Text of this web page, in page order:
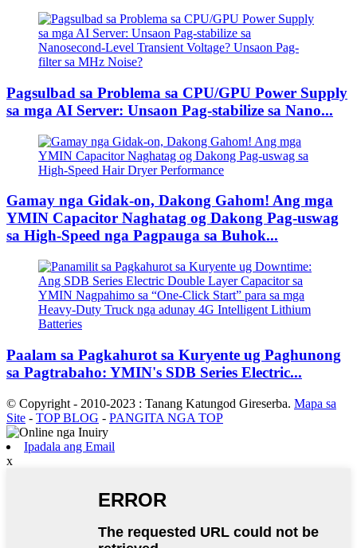
Pagsulbad sa Problema sa CPU/GPU Power Supply
sa mga AI Server: Unsaon Pag-stabilize sa Nano...
Gamay nga Gidak-on, Dakong Gahom! Ang mga
YMIN Capacitor Naghatag og Dakong Pag-uswag
sa High-Speed ​​​​nga Pagpauga sa Buhok...
Paalam sa Pagkahurot sa Kuryente ug Paghunong
sa Pagtrabaho: YMIN's SDB Series Electric...
© Copyright - 2010-2023 : Tanang Katungod Gireserba. Mapa sa
Site - TOP BLOG - PANGITA NGA TOP
Ipadala ang Email
x